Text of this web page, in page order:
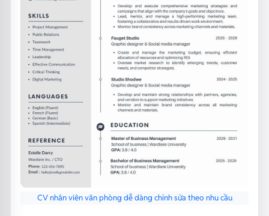
CV nhân viên văn phòng dễ dàng chỉnh sửa theo nhu cầu